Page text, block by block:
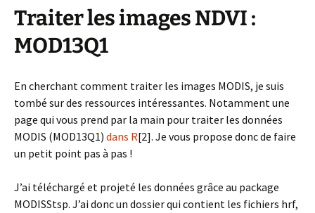
Traiter les images NDVI :
MOD13Q1
En cherchant comment traiter les images MODIS, je suis
tombé sur des ressources intéressantes. Notamment une
page qui vous prend par la main pour traiter les données
MODIS (MOD13Q1) dans R[2]. Je vous propose donc de faire
un petit point pas à pas !
J’ai téléchargé et projeté les données grâce au package
MODISStsp. J’ai donc un dossier qui contient les fichiers hrf,